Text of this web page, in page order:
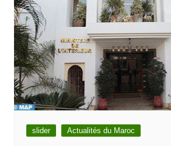
slider Actualités du Maroc